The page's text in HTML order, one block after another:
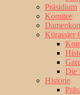
Präsidium
Komitee
Kürassier
Die
Historie